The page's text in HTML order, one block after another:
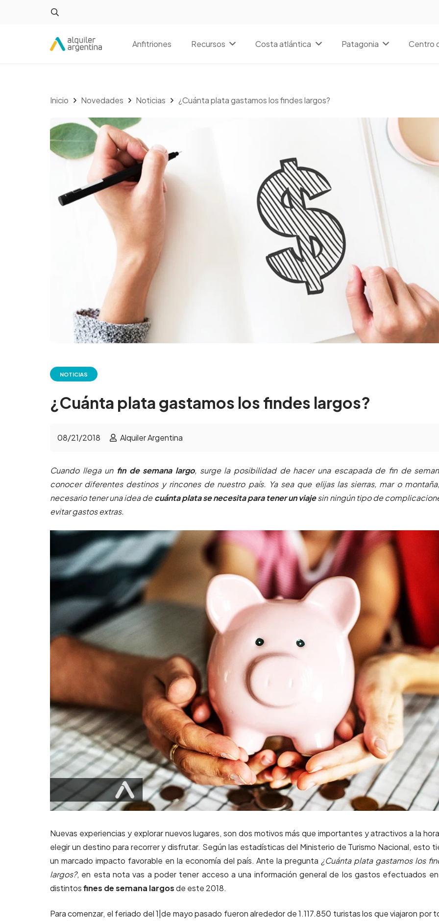
Anfitriones Recursos Costa atlántica Patagonia Centro
Inicio Novedades Noticias ¿Cuánta plata gastamos los findes largos?
NOTICIAS
¿Cuánta plata gastamos los findes largos?
08/21/2018 Alquiler Argentina
Cuando llega un fin de semana largo, surge la posibilidad de hacer una escapada de fin de
conocer diferentes destinos y rincones de nuestro país. Ya sea que elijas las sierras, mar o
necesario tener una idea decuánta plata se necesita para tener un viajesin ningún tipo de
evitar gastos extras.
Nuevas experiencias y explorar nuevos lugares, son dos motivos más que importantes y atractivos a la
elegir un destino para recorrer y disfrutar. Según las estadísticas del Ministerio de Turismo Nacional, esto
un marcado impacto favorable en la economía del país. Ante la pregunta ¿Cuánta plata gastamos los
largos?, en esta nota vas a poder tener acceso a una información general de los gastos efectuados
distintosfines de semana largosde este 2018.
Para comenzar, el feriado del 1|de mayo pasado fueron alrededor de 1.117.850 turistas los que viajaron por